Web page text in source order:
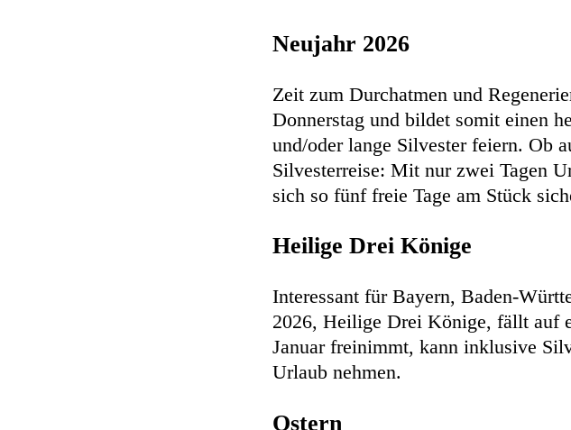
Neujahr 2026
Zeit zum Durchatmen und
Donnerstag und bildet somit einen
und/oder lange Silvester feiern. Ob
Silvesterreise: Mit nur zwei Tagen
sich so fünf freie Tage am Stück
Heilige Drei Könige
Interessant für Bayern, Baden-
2026, Heilige Drei Könige, fällt auf
Januar freinimmt, kann inklusive
Urlaub nehmen.
Ostern